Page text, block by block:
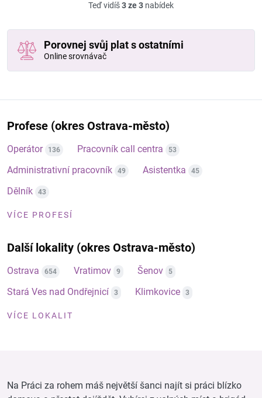
Teď vidíš3 ze 3 nabídek
Porovnej svůj plat s ostatními
Online srovnávač
Profese (okres Ostrava-město)
Operátor 136 Pracovník call centra 53
Administrativní pracovník 49 Asistentka 45
Dělník 43
VÍCE PROFESÍ
Další lokality (okres Ostrava-město)
Ostrava 654 Vratimov 9 Šenov 5
Stará Ves nad Ondřejnicí 3 Klimkovice 3
VÍCE LOKALIT
Na Práci za rohem máš největší šanci najít si práci blízko